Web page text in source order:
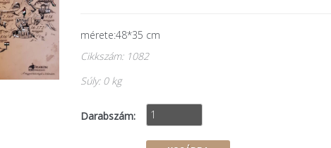
mérete:48*35 cm
Cikkszám: 1082
Súly: 0 kg
Darabszám: